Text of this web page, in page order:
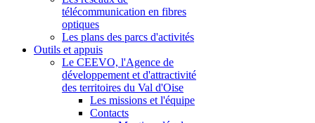
télécommunication en fibres
optiques
Les plans des parcs d'activités
Outils et appuis
Le CEEVO, l'Agence de
développement et d'attractivité
des territoires du Val d'Oise
Les missions et l'équipe
Contacts